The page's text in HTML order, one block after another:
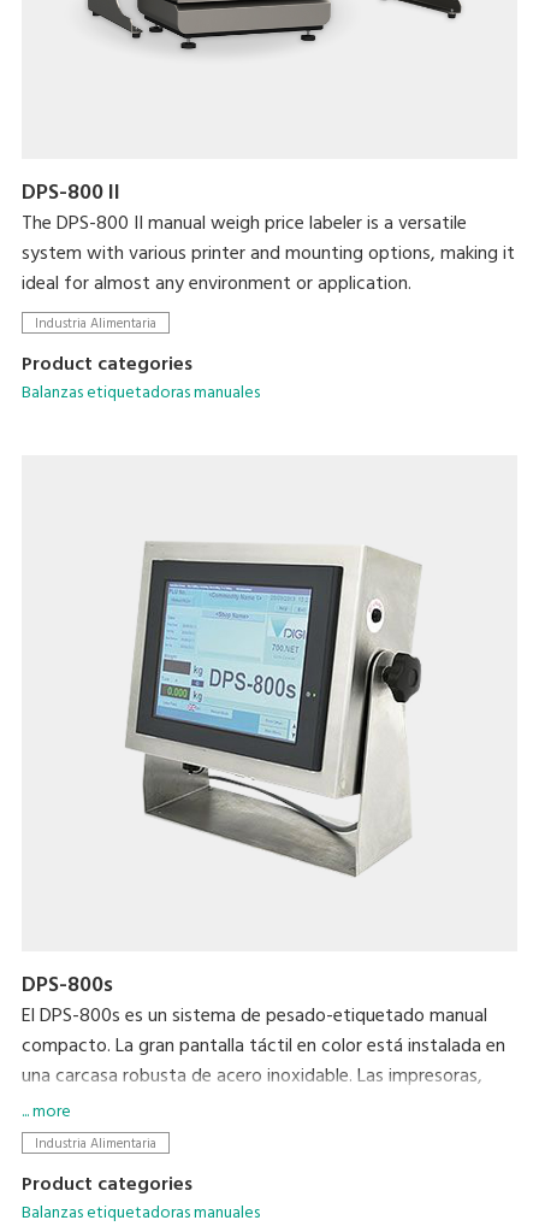
DPS-800 II
The DPS-800 II manual weigh price labeler is a versatile
system with various printer and mounting options, making it
ideal for almost any environment or application.
Industria Alimentaria
Product categories
Balanzas etiquetadoras manuales
DPS-800s
El DPS-800s es un sistema de pesado-etiquetado manual
compacto. La gran pantalla táctil en color está instalada en
una carcasa robusta de acero inoxidable. Las impresoras,
balanzas y soporte opcionales realizan una máquina versátil
robusta.
... more
Industria Alimentaria
Product categories
Balanzas etiquetadoras manuales